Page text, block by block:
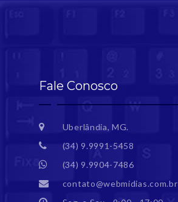
Fale Conosco
Uberlândia, MG.
(34) 9.9991-5458
(34) 9.9904-7486
contato@webmidias.com.br